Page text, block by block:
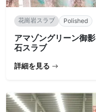
花崗岩スラブ Polished
アマゾングリーン御影
石スラブ
詳細を見る